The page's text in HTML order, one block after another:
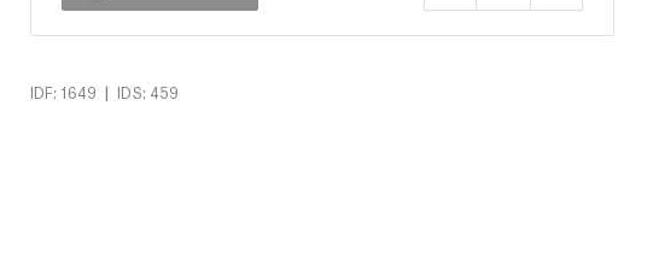
IDF: 1649 | IDS: 459